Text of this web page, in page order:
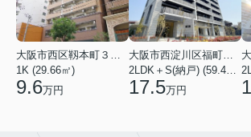
大阪市西区靱本町３丁目
1K (29.66㎡)
9.6万円
大阪市西淀川区福町２丁目
2LDK＋S(納戸) (59.48㎡)
17.5万円